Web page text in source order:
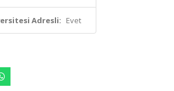
Adresli: Evet